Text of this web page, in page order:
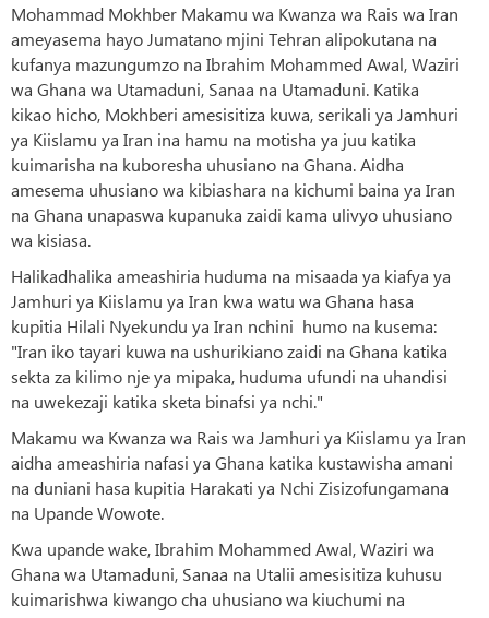
Mohammad Mokhber Makamu wa Kwanza wa Rais wa Iran
ameyasema hayo Jumatano mjini Tehran alipokutana na
kufanya mazungumzo na Ibrahim Mohammed Awal, Waziri
wa Ghana wa Utamaduni, Sanaa na Utamaduni. Katika
kikao hicho, Mokhberi amesisitiza kuwa, serikali ya Jamhuri
ya Kiislamu ya Iran ina hamu na motisha ya juu katika
kuimarisha na kuboresha uhusiano na Ghana. Aidha
amesema uhusiano wa kibiashara na kichumi baina ya Iran
na Ghana unapaswa kupanuka zaidi kama ulivyo uhusiano
wa kisiasa.
Halikadhalika ameashiria huduma na misaada ya kiafya ya
Jamhuri ya Kiislamu ya Iran kwa watu wa Ghana hasa
kupitia Hilali Nyekundu ya Iran nchini humo na kusema:
"Iran iko tayari kuwa na ushurikiano zaidi na Ghana katika
sekta za kilimo nje ya mipaka, huduma ufundi na uhandisi
na uwekezaji katika sketa binafsi ya nchi."
Makamu wa Kwanza wa Rais wa Jamhuri ya Kiislamu ya Iran
aidha ameashiria nafasi ya Ghana katika kustawisha amani
na duniani hasa kupitia Harakati ya Nchi Zisizofungamana
na Upande Wowote.
Kwa upande wake, Ibrahim Mohammed Awal, Waziri wa
Ghana wa Utamaduni, Sanaa na Utalii amesisitiza kuhusu
kuimarishwa kiwango cha uhusiano wa kiuchumi na